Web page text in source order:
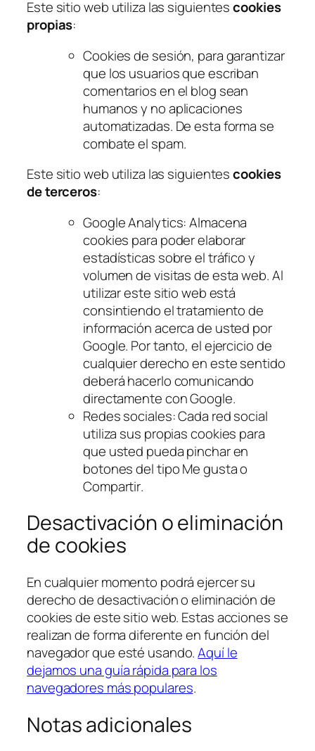
Este sitio web utiliza las siguientescookies
propias:
Cookies de sesión, para garantizar
que los usuarios que escriban
comentarios en el blog sean
humanos y no aplicaciones
automatizadas. De esta forma se
combate el spam.
Este sitio web utiliza las siguientescookies
de terceros:
Google Analytics: Almacena
cookies para poder elaborar
estadísticas sobre el tráfico y
volumen de visitas de esta web. Al
utilizar este sitio web está
consintiendo el tratamiento de
información acerca de usted por
Google. Por tanto, el ejercicio de
cualquier derecho en este sentido
deberá hacerlo comunicando
directamente con Google.
Redes sociales: Cada red social
utiliza sus propiascookies para
que usted pueda pinchar en
botones del tipoMe gustao
Compartir.
Desactivación o eliminación
de cookies
En cualquier momento podrá ejercer su
derecho de desactivación o eliminación de
cookies de este sitio web. Estas acciones se
realizan de forma diferente en función del
navegador que esté usando.Aquí le
dejamos una guía rápida para los
navegadores más populares.
Notas adicionales